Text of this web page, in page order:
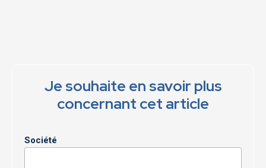
Je souhaite en savoir plus
concernant cet article
Société